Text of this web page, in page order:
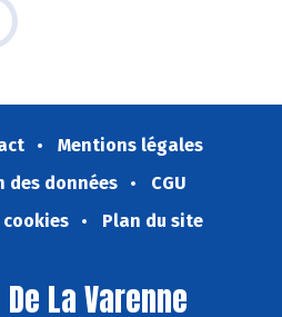
Mentions légales
des données
CGU
Plan du site
La Varenne